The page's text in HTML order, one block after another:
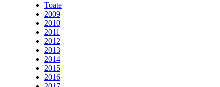
Toate
2009
2010
2011
2012
2013
2014
2015
2016